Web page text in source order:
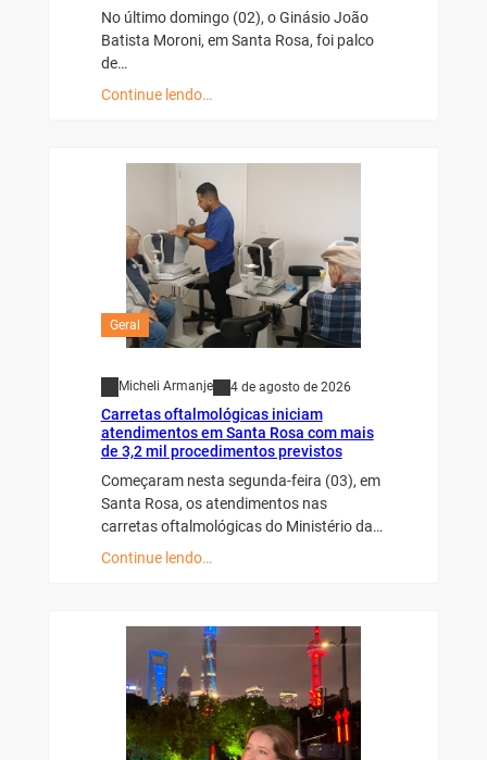
No último domingo (02), o Ginásio João
Batista Moroni, em Santa Rosa, foi palco
de…
Continue lendo…
Geral
Micheli Armanje 4 de agosto de 2026
Carretas oftalmológicas iniciam
atendimentos em Santa Rosa com mais
de 3,2 mil procedimentos previstos
Começaram nesta segunda-feira (03), em
Santa Rosa, os atendimentos nas
carretas oftalmológicas do Ministério da…
Continue lendo…